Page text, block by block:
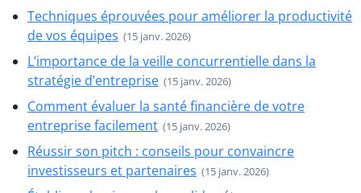
Techniques éprouvées pour améliorer la productivité
de vos équipes (15 janv. 2026)
L’importance de la veille concurrentielle dans la
stratégie d’entreprise (15 janv. 2026)
Comment évaluer la santé financière de votre
entreprise facilement (15 janv. 2026)
Réussir son pitch : conseils pour convaincre
investisseurs et partenaires (15 janv. 2026)